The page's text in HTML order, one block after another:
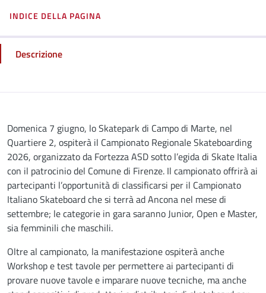
INDICE DELLA PAGINA
Descrizione
Descrizione
Domenica 7 giugno, lo Skatepark di Campo di Marte, nel
Quartiere 2, ospiterà il Campionato Regionale Skateboarding
2026, organizzato da Fortezza ASD sotto l’egida di Skate Italia
con il patrocinio del Comune di Firenze. Il campionato offrirà ai
partecipanti l’opportunità di classificarsi per il Campionato
Italiano Skateboard che si terrà ad Ancona nel mese di
settembre; le categorie in gara saranno Junior, Open e Master,
sia femminili che maschili.
Oltre al campionato, la manifestazione ospiterà anche
Workshop e test tavole per permettere ai partecipanti di
provare nuove tavole e imparare nuove tecniche, ma anche